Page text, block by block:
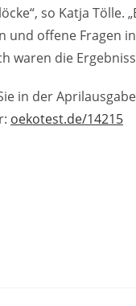
so Katja Tölle.
offene Fragen
waren die
in der
oekotest.de/14215